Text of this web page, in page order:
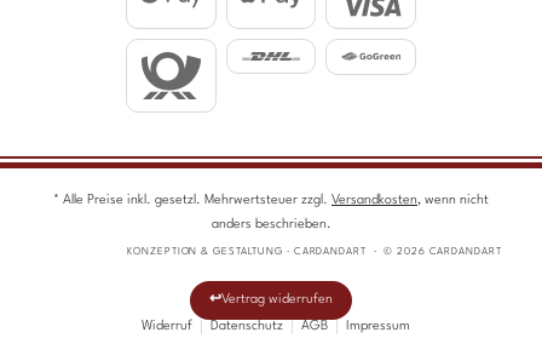
* Alle Preise inkl. gesetzl. Mehrwertsteuer zzgl. Versandkosten, wenn nicht
anders beschrieben.
KONZEPTION & GESTALTUNG · CARDANDART · © 2026 CARDANDART
Vertrag widerrufen
Widerruf
Datenschutz AGB Impressum